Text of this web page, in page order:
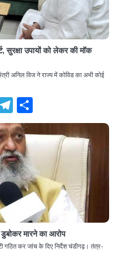
सुरक्षा उपायों को लेकर की मॉक
अनिल विज ने राज्य में कोविड का अभी कोई
Telegram
मारने का आरोप
गठित कर जांच के दिए निर्देश चंडीगढ़। तंत्र-